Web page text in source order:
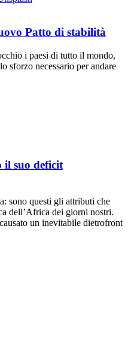
Patto di stabilità
i paesi di tutto il mondo,
sforzo necessario per andare
il suo deficit
sono questi gli attributi che
dell’Africa dei giorni nostri.
un inevitabile dietrofront